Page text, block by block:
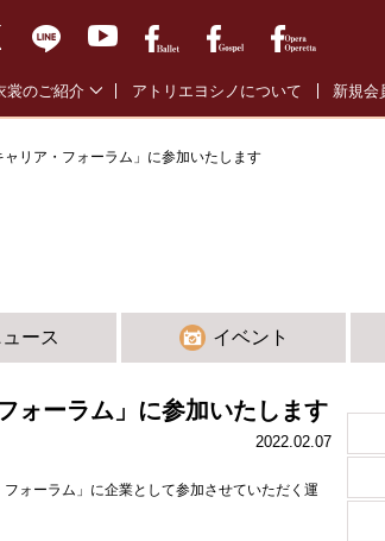
裳のご紹介 アトリエヨシノについて 新規会
ャリア・フォーラム」に参加いたします
ース イベント
ォーラム」に参加いたします
2022.02.07
ォーラム」に企業として参加させていただく運